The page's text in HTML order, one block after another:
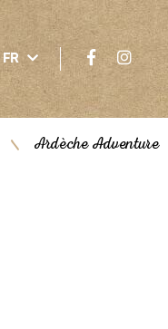
FR
/ Ardèche Adventure